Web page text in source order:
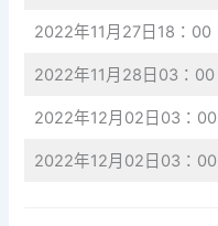
2022年11月27日18：00
2022年11月28日03：00
2022年12月02日03：00
2022年12月02日03：00